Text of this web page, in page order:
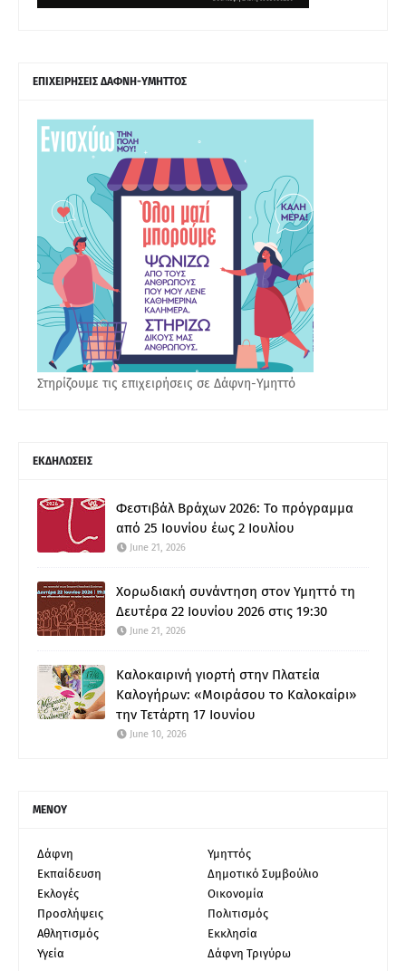
ΕΠΙΧΕΙΡΗΣΕΙΣ ΔΑΦΝΗ-ΥΜΗΤΤΟΣ
Στηρίζουμε τις επιχειρήσεις σε Δάφνη-Υμηττό
ΕΚΔΗΛΩΣΕΙΣ
Φεστιβάλ Βράχων 2026: Το πρόγραμμα
από 25 Ιουνίου έως 2 Ιουλίου
June 21, 2026
Χορωδιακή συνάντηση στον Υμηττό τη
Δευτέρα 22 Ιουνίου 2026 στις 19:30
June 21, 2026
Καλοκαιρινή γιορτή στην Πλατεία
Καλογήρων: «Μοιράσου το Καλοκαίρι»
την Τετάρτη 17 Ιουνίου
June 10, 2026
ΜΕΝΟΥ
Δάφνη
Υμηττός
Εκπαίδευση
Δημοτικό Συμβούλιο
Εκλογές
Οικονομία
Προσλήψεις
Πολιτισμός
Αθλητισμός
Εκκλησία
Υγεία
Δάφνη Τριγύρω